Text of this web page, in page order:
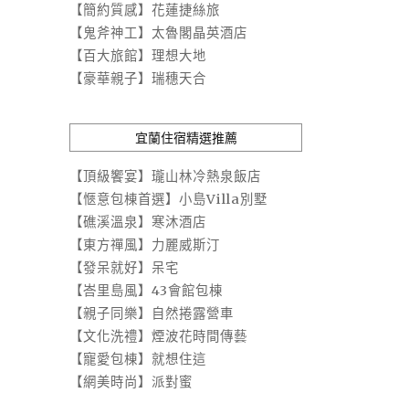
【簡約質感】花蓮捷絲旅
【鬼斧神工】太魯閣晶英酒店
【百大旅館】理想大地
【豪華親子】瑞穗天合
宜蘭住宿精選推薦
【頂級饗宴】瓏山林冷熱泉飯店
【愜意包棟首選】小島Villa別墅
【礁溪溫泉】寒沐酒店
【東方禪風】力麗威斯汀
【發呆就好】呆宅
【峇里島風】43會館包棟
【親子同樂】自然捲露營車
【文化洗禮】煙波花時間傳藝
【寵愛包棟】就想住這
【網美時尚】派對蜜